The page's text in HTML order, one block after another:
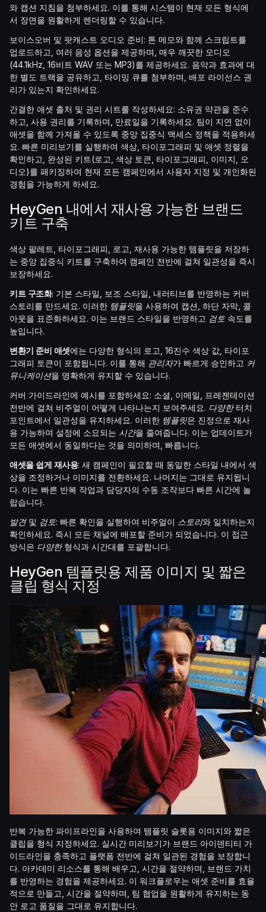
와 캡션 지침을 첨부하세요. 이를 통해 시스템이 현재 모든 형식에
서 장면을 원활하게 렌더링할 수 있습니다.
보이스오버 및 팟캐스트 오디오 준비: 톤 메모와 함께 스크립트를
업로드하고, 여러 음성 옵션을 제공하며, 매우 깨끗한 오디오
(44.1kHz, 16비트 WAV 또는 MP3)를 제공하세요. 음악과 효과에 대
한 별도 트랙을 공유하고, 타이밍 큐를 첨부하며, 배포 라이선스 권
리가 있는지 확인하세요.
간결한 애셋 출처 및 권리 시트를 작성하세요: 소유권 약관을 준수
하고, 사용 권리를 기록하며, 만료일을 기록하세요. 팀이 지연 없이
애셋을 함께 가져올 수 있도록 중앙 집중식 액세스 정책을 적용하세
요. 빠른 미리보기를 실행하여 색상, 타이포그래피 및 애셋 정렬을
확인하고, 완성된 키트(로고, 색상 토큰, 타이포그래피, 이미지, 오
디오)를 패키징하여 현재 모든 캠페인에서 사용자 지정 및 개인화된
경험을 가능하게 하세요.
HeyGen 내에서 재사용 가능한 브랜드
키트 구축
색상 팔레트, 타이포그래피, 로고, 재사용 가능한 템플릿을 저장하
는 중앙 집중식 키트를 구축하여 캠페인 전반에 걸쳐 일관성을 즉시
보장하세요.
키트 구조화: 기본 스타일, 보조 스타일, 내러티브를 반영하는 커버
스토리를 만드세요. 이러한 템플릿을 사용하여 캡션, 하단 자막, 콜
아웃을 표준화하세요. 이는 브랜드 스타일을 반영하고 검토 속도를
높입니다.
변환기 준비 애셋에는 다양한 형식의 로고, 16진수 색상 값, 타이포
그래피 토큰이 포함됩니다. 이를 통해 관리자가 빠르게 승인하고 커
뮤니케이션을 명확하게 유지할 수 있습니다.
커버 가이드라인에 예시를 포함하세요: 소셜, 이메일, 프레젠테이션
전반에 걸쳐 비주얼이 어떻게 나타나는지 보여주세요. 다양한터치
포인트에서 일관성을 유지하세요. 이러한 템플릿은 진정으로 재사
용 가능하며 설정에 소요되는 시간을 줄여줍니다. 이는 업데이트가
모든 애셋에서 동일하다는 것을 의미하며, 빠릅니다.
애셋을 쉽게 재사용: 새 캠페인이 필요할 때 동일한 스타일 내에서 색
상을 조정하거나 이미지를 전환하세요. 나머지는 그대로 유지됩니
다. 이는 빠른 반복 작업과 담당자의 수동 조작보다 빠른 시간에 놀
랍습니다.
발견및 검토: 빠른 확인을 실행하여 비주얼이 스토리와 일치하는지
확인하세요. 즉시 모든 채널에 배포할 준비가 되었습니다. 이 접근
방식은 다양한형식과 시간대를 포괄합니다.
HeyGen 템플릿용 제품 이미지 및 짧은
클립 형식 지정
반복 가능한 파이프라인을 사용하여 템플릿 슬롯용 이미지와 짧은
클립을 형식 지정하세요. 실시간 미리보기가 브랜드 아이덴티티 가
이드라인을 충족하고 플랫폼 전반에 걸쳐 일관된 경험을 보장합니
다. 아카데미 리소스를 통해 배우고, 시간을 절약하며, 브랜드 가치
를 반영하는 경험을 제공하세요. 이 워크플로우는 애셋 준비를 효율
적으로 만들고, 시간을 절약하며, 팀 협업을 원활하게 유지하는 동
안 로고 품질을 그대로 유지합니다.